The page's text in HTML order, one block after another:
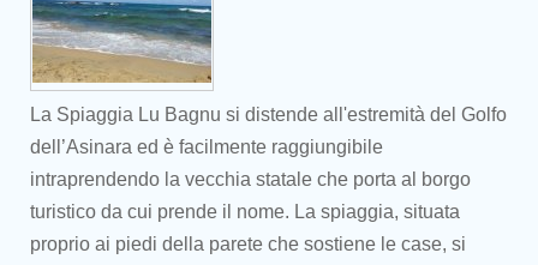
La Spiaggia Lu Bagnu si distende all'estremità del Golfo
dell’Asinara ed è facilmente raggiungibile
intraprendendo la vecchia statale che porta al borgo
turistico da cui prende il nome. La spiaggia, situata
proprio ai piedi della parete che sostiene le case, si